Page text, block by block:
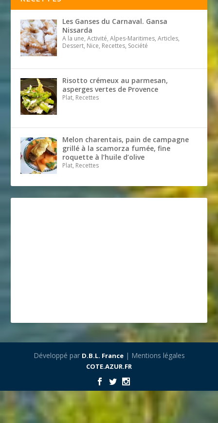
Les Ganses du Carnaval. Gansa
Nissarda
A la une, Activité, Alpes-Maritimes, Articles,
Dessert, Nice, Recettes, Société
Risotto crémeux au parmesan,
asperges vertes de Provence
Plat, Recettes
Melon charentais, pain de campagne
grillé à la scamorza fumée, fine
roquette à l’huile d’olive
Plat, Recettes
Développé par D.B.L. France| Mentions légales
COTE.AZUR.FR